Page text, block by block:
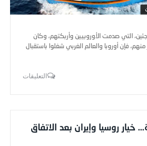
التي صدمت الأوروبيين وأربكتهم، وكان
فإن أوروبا والعالم الغربي شغلوا باستقبال
التعليقات
روسيا وإيران بعد الاتفاق